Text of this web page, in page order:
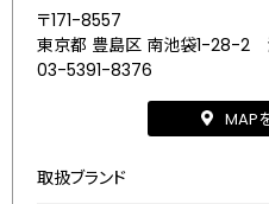
〒171-8557
東京都 豊島区 南池袋1-28-2
03-5391-8376
MAP
取扱ブランド